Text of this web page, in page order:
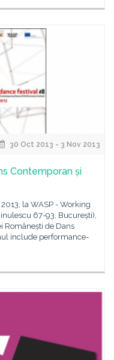
30 Oct 2013 - 3 Nov 2013
Contemporan și
la WASP - Working
67-93, București),
Românești de Dans
include performance-